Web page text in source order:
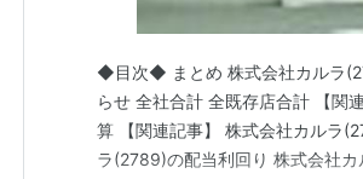
◆目次◆ まとめ 株式会社カルラ
らせ 全社合計 全既存店合計 【関
算 【関連記事】 株式会社カルラ
ラ(2789)の配当利回り 株式会社